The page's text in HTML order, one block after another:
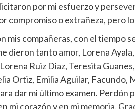
por mi esfuerzo y
compromiso o extrañeza, pero
mis compañeras, con el tiempo
dieron tanto amor, Lorena
Ruiz Diaz, Teresita
Ortiz, Emilia Aguilar, Facundo,
dar mi último examen. Perdón
mi corazón y en mi memoria.